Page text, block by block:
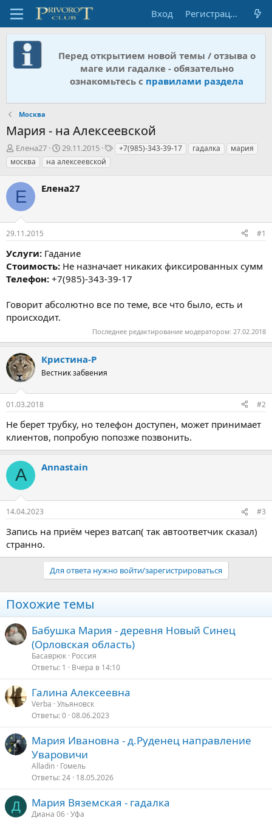
Вход Регистрация
Перед открытием новой темы / отзыва о
маге или гадалке - обязательно
ознакомьтесь с правилами раздела
Москва
Мария - на Алексеевской
А
в
т
о
р
т
е
м
ы
Елена27
Д
а
т
н
а
29.11.2015
Т+7(985)-343-39-17 гадалка
мария
москва
на алексеевской
Е Елена27
29.11.2015 #1
Услуги: Гадание
Стоимость: Не назначает никаких фиксированных сумм
Телефон: +7(985)-343-39-17
Говорит абсолютно все по теме, все что было, есть и
происходит.
Последнее редактирование модератором: 27.02.2018
Кристина-Р
Вестник забвения
01.03.2018 #2
Не берет трубку, но телефон доступен, может принимает
клиентов, попробую попозже позвонить.
A Annastain
14.04.2023 #3
Запись на приём через ватсап( так автоответчик сказал)
странно.
Для ответа нужно войти/зарегистрироваться
Похожие темы
Бабушка Мария - деревня Новый Синец
(Орловская область)
Басаврюк Россия
Ответы 1 Вчера в 14:10
Галина Алексеевна
Verba Ульяновск
Ответы 0 08.06.2023
Мария Ивановна - д.Руденец направление
Уваровичи
Alladin Гомель
Ответы 24 18.05.2026
Д Мария Вяземская - гадалка
Диана 06 Уфа